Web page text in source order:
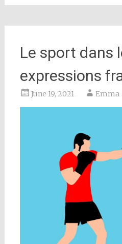
Le sport dans
expressions
June 19, 2021 Emma